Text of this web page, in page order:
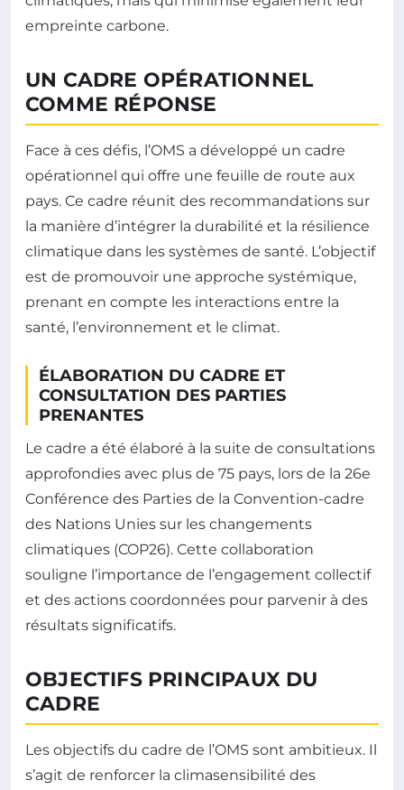
empreinte carbone.
UN CADRE OPÉRATIONNEL
COMME RÉPONSE
Face à ces défis, l’OMS a développé un cadre
opérationnel qui offre une feuille de route aux
pays. Ce cadre réunit des recommandations sur
la manière d’intégrer la durabilité et la résilience
climatique dans les systèmes de santé. L’objectif
est de promouvoir une approche systémique,
prenant en compte les interactions entre la
santé, l’environnement et le climat.
ÉLABORATION DU CADRE ET
CONSULTATION DES PARTIES
PRENANTES
Le cadre a été élaboré à la suite de consultations
approfondies avec plus de 75 pays, lors de la 26e
Conférence des Parties de la Convention-cadre
des Nations Unies sur les changements
climatiques (COP26). Cette collaboration
souligne l’importance de l’engagement collectif
et des actions coordonnées pour parvenir à des
résultats significatifs.
OBJECTIFS PRINCIPAUX DU
CADRE
Les objectifs du cadre de l’OMS sont ambitieux. Il
s’agit de renforcer la climasensibilité des